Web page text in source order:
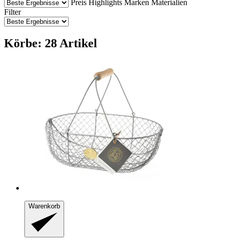
Preis Highlights Marken Materialien
Filter
Körbe: 28 Artikel
Warenkorb